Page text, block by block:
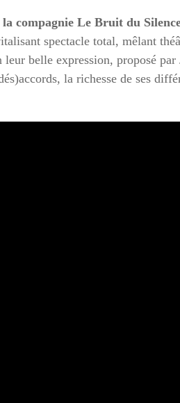
compagnie Le Bruit du
spectacle total, mêlant
belle expression, proposé par
la richesse de ses